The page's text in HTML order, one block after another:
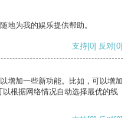
地为我的娱乐提供帮助。
支持[0] 反对[0]
增加一些新功能。比如，可以增加
根据网络情况自动选择最优的线